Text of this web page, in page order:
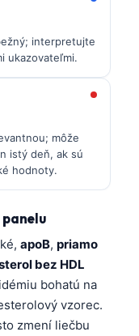
interpretujte
ukazovateľmi.
môže
istý deň, ak sú
hodnoty.
apoB, priamo
bez HDL
bohatú na
vzorec.
zmení liečbu